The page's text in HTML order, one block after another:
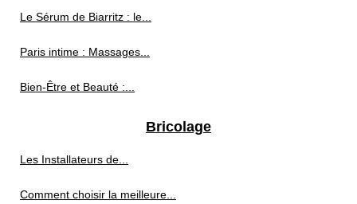
Le Sérum de Biarritz : le...
Paris intime : Massages...
Bien-Être et Beauté :...
Bricolage
Les Installateurs de...
Comment choisir la meilleure...